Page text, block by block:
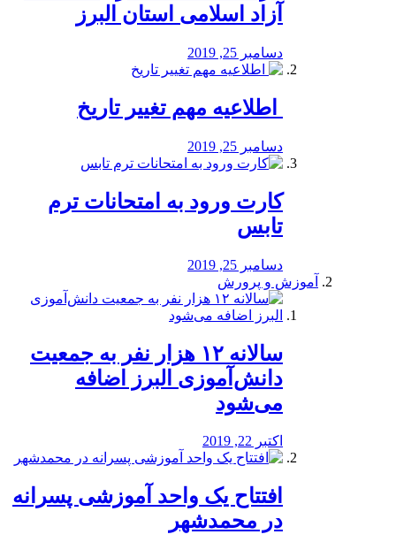
آزاد اسلامی استان البرز
دسامبر 25, 2019
️ اطلاعیه مهم تغییر تاریخ
دسامبر 25, 2019
کارت ورود به امتحانات ترم
تابس
دسامبر 25, 2019
آموزش و پرورش
️سالانه ۱۲ هزار نفر به جمعیت
دانش‌آموزی البرز اضافه
می‌شود
اکتبر 22, 2019
افتتاح یک واحد آموزشی پسرانه
در محمدشهر